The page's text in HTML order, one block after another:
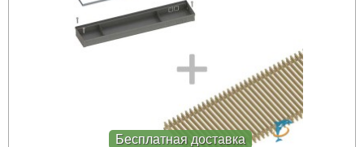
Бесплатная доставка